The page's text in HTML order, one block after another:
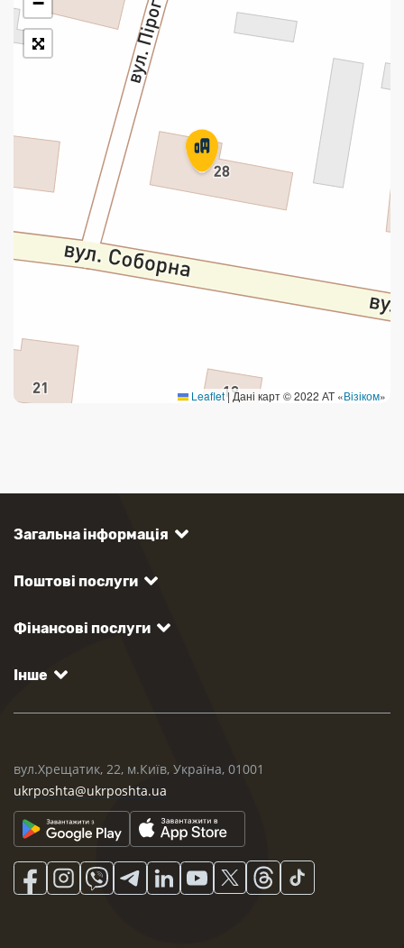
Послуги страхування
Операції з карткою: поповнення/зняття
Виплата пенсій та соціальних допомог
Продаж товарів
Продаж марок та паковання
Leaflet|Дані карт © 2022 АТ «Візіком»
Загальна інформація
Поштові послуги
Фінансові послуги
Інше
вул.Хрещатик, 22, м.Київ, Україна, 01001
ukrposhta@ukrposhta.ua